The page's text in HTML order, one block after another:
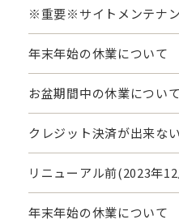
※重要※サイトメンテナ
年末年始の休業について
お盆期間中の休業について
クレジット決済が出来な
リニューアル前(2023年
年末年始の休業について